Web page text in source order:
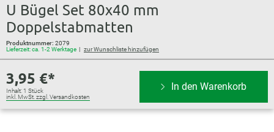
U Bügel Set 80x40 mm
Doppelstabmatten
Produktnummer: 2079
Lieferzeit: ca. 1-2 Werktage
zur Wunschliste hinzufügen
3,95 €*
Inhalt: 1 Stück
inkl. MwSt. zzgl. Versandkosten
In den Warenkorb